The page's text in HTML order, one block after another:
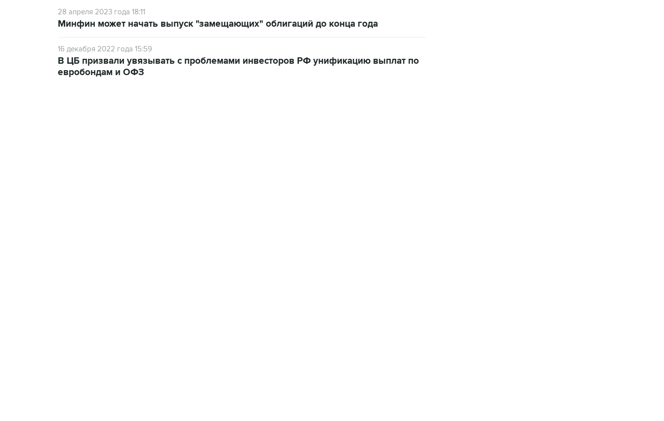
28 апреля 2023 года 18:11
Минфин может начать выпуск "замещающих" облигаций до конца года
16 декабря 2022 года 15:59
В ЦБ призвали увязывать с проблемами инвесторов РФ унификацию выплат по
евробондам и ОФЗ